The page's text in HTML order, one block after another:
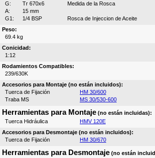
G:
Tr 670x6
Medida de la Rosca
A:
15 mm
G1:
1/4 BSP
Rosca de Injeccion de Aceite
Peso:
69.4 kg
Conicidad:
1:12
Rodamientos Compatibles:
239/630K
Accesorios para Montaje (no están incluidos):
Tuerca de Fijación
HM 30/600
Traba MS
MS 30/530-600
Herramientas para Montaje (no están incluidas):
Tuerca Hidráulica
HMV 120E
Accesorios para Desmontaje (no están incluidos):
Tuerca de Fijación
HM 30/670
Herramientas para Desmontaje (no están